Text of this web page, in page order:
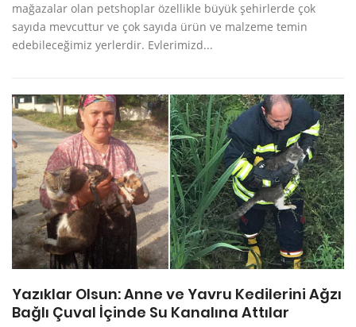
mağazalar olan petshoplar özellikle büyük şehirlerde çok
sayıda mevcuttur ve çok sayıda ürün ve malzeme temin
edebileceğimiz yerlerdir. Evlerimizd...
Yazıklar Olsun: Anne ve Yavru Kedilerini Ağzı
Bağlı Çuval İçinde Su Kanalına Attılar